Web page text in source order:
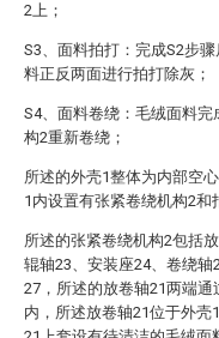
2上；
S3、面料拍打：完成S2步
料正反两面进行拍打除灰；
S4、面料卷绕：毛绒面料
构2重新卷绕；
所述的外壳1整体为内部空
1内设置有张紧卷绕机构2和
所述的张紧卷绕机构2包括
辊轴23、安装座24、卷绕
27，所述的放卷轴21两端
内，所述放卷轴21位于外